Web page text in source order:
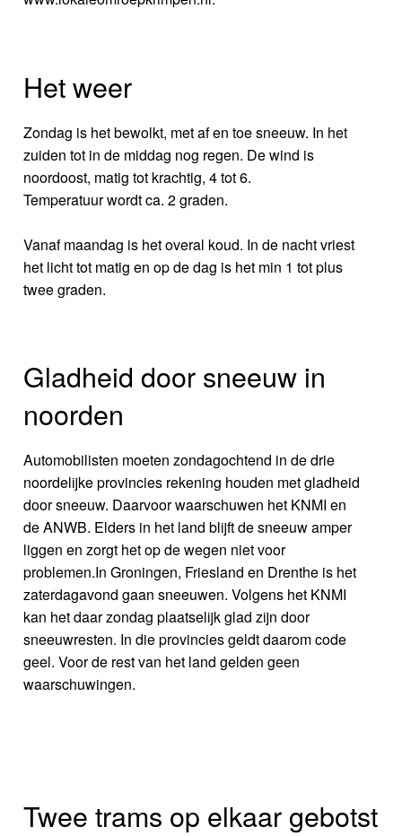
Het weer
Zondag is het bewolkt, met af en toe sneeuw. In het
zuiden tot in de middag nog regen. De wind is
noordoost, matig tot krachtig, 4 tot 6.
Temperatuur wordt ca. 2 graden.
Vanaf maandag is het overal koud. In de nacht vriest
het licht tot matig en op de dag is het min 1 tot plus
twee graden.
Gladheid door sneeuw in
noorden
Automobilisten moeten zondagochtend in de drie
noordelijke provincies rekening houden met gladheid
door sneeuw. Daarvoor waarschuwen het KNMI en
de ANWB. Elders in het land blijft de sneeuw amper
liggen en zorgt het op de wegen niet voor
problemen.In Groningen, Friesland en Drenthe is het
zaterdagavond gaan sneeuwen. Volgens het KNMI
kan het daar zondag plaatselijk glad zijn door
sneeuwresten. In die provincies geldt daarom code
geel. Voor de rest van het land gelden geen
waarschuwingen.
Twee trams op elkaar gebotst